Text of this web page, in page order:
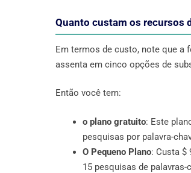
Quanto custam os recursos
Em termos de custo, note que a
assenta em cinco opções de
Então você tem:
o plano gratuito: Este
pesquisas por palavra-
O Pequeno Plano: Custa $
15 pesquisas de